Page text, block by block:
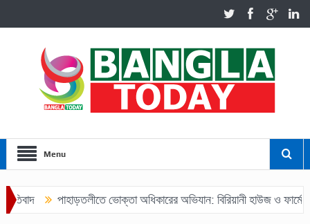
Menu
পাহাড়তলীতে ভোক্তা অধিকারের অভিযান: বিরিয়ানী হাউজ ও ফার্মেসিকে